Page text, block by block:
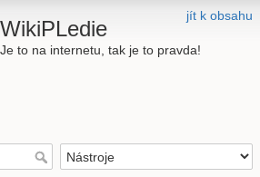
jít k obsahu
WikiPLedie
Je to na internetu, tak je to pravda!